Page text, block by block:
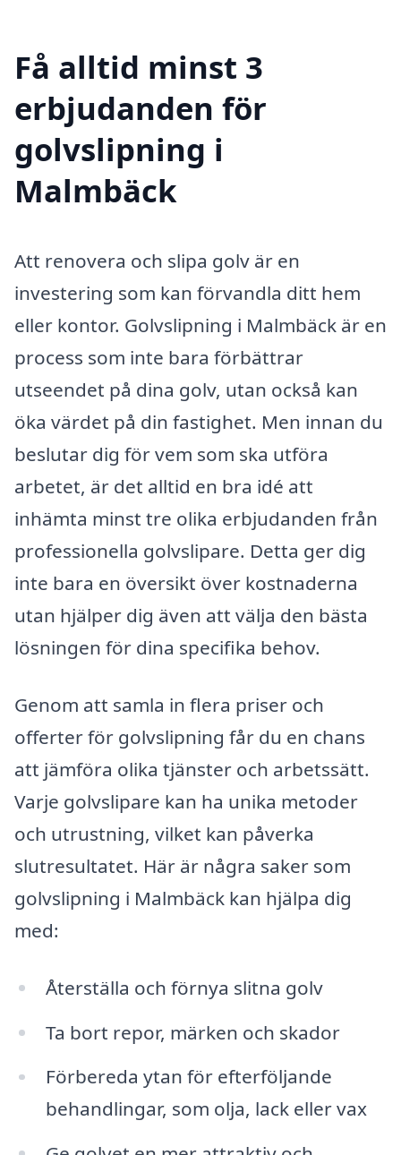
Få alltid minst 3
erbjudanden för
golvslipning i
Malmbäck
Att renovera och slipa golv är en
investering som kan förvandla ditt hem
eller kontor. Golvslipning i Malmbäck är en
process som inte bara förbättrar
utseendet på dina golv, utan också kan
öka värdet på din fastighet. Men innan du
beslutar dig för vem som ska utföra
arbetet, är det alltid en bra idé att
inhämta minst tre olika erbjudanden från
professionella golvslipare. Detta ger dig
inte bara en översikt över kostnaderna
utan hjälper dig även att välja den bästa
lösningen för dina specifika behov.
Genom att samla in flera priser och
offerter för golvslipning får du en chans
att jämföra olika tjänster och arbetssätt.
Varje golvslipare kan ha unika metoder
och utrustning, vilket kan påverka
slutresultatet. Här är några saker som
golvslipning i Malmbäck kan hjälpa dig
med:
Återställa och förnya slitna golv
Ta bort repor, märken och skador
Förbereda ytan för efterföljande
behandlingar, som olja, lack eller vax